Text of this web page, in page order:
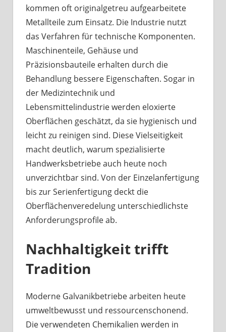
kommen oft originalgetreu aufgearbeitete
Metallteile zum Einsatz. Die Industrie nutzt
das Verfahren für technische Komponenten.
Maschinenteile, Gehäuse und
Präzisionsbauteile erhalten durch die
Behandlung bessere Eigenschaften. Sogar in
der Medizintechnik und
Lebensmittelindustrie werden eloxierte
Oberflächen geschätzt, da sie hygienisch und
leicht zu reinigen sind. Diese Vielseitigkeit
macht deutlich, warum spezialisierte
Handwerksbetriebe auch heute noch
unverzichtbar sind. Von der Einzelanfertigung
bis zur Serienfertigung deckt die
Oberflächenveredelung unterschiedlichste
Anforderungsprofile ab.
Nachhaltigkeit trifft
Tradition
Moderne Galvanikbetriebe arbeiten heute
umweltbewusst und ressourcenschonend.
Die verwendeten Chemikalien werden in